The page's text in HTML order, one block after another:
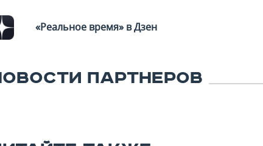
«Реальное время» в Дзен
ПАРТНЕРОВ